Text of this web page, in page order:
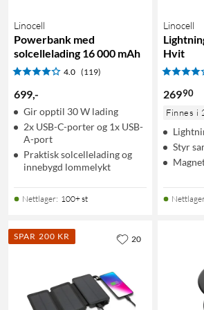
Linocell
Powerbank med
solcellelading 16 000 mAh
4.0 (119)
699,-
Gir opptil 30 W lading
2x USB-C-porter og 1x USB-
A-port
Praktisk solcellelading og
innebygd lommelykt
Nettlager: 100+ st
Linocell
Hvit
26990
Finnes i
Styr
SPAR 200 KR 20